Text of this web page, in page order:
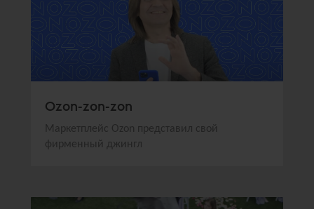
Ozon-zon-zon
Маркетплейс Ozon представил свой
фирменный джингл